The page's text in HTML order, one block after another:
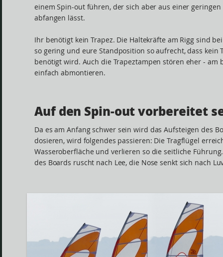
einem Spin-out führen, der sich aber aus einer geringen
abfangen lässt.
Ihr benötigt kein Trapez. Die Haltekräfte am Rigg sind
so gering und eure Standposition so aufrecht, dass kein
benötigt wird. Auch die Trapeztampen stören eher - am
einfach abmontieren.
Auf den Spin-out vorbereitet
Da es am Anfang schwer sein wird das Aufsteigen des
dosieren, wird folgendes passieren: Die Tragflügel
Wasseroberfläche und verlieren so die seitliche
des Boards ruscht nach Lee, die Nose senkt sich nach